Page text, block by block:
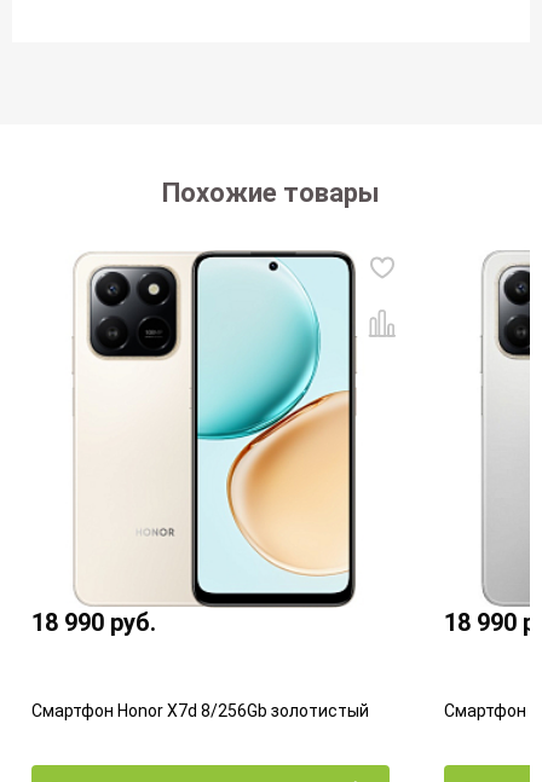
Похожие товары
18 990 руб.
Смартфон Honor X7d 8/256Gb золотистый
18 990
Смартфон